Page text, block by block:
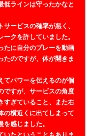
低ラインは守ったかなと
サービスの確率が悪く、
ークを許していました。
たに自分のプレーを動画
たのですが、体が開きま
てパワーを伝えるのが個
ですが、サービスの角度
すぎていること、また右
の横近くに出てしまって
を感じました。
いたということもありま